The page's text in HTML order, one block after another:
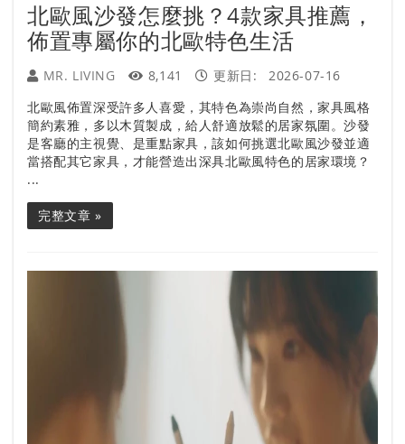
北歐風沙發怎麼挑？4款家具推薦，
佈置專屬你的北歐特色生活
MR. LIVING 8,141 更新日:
2026-07-16
北歐風佈置深受許多人喜愛，其特色為崇尚自然，家具風格
簡約素雅，多以木質製成，給人舒適放鬆的居家氛圍。沙發
是客廳的主視覺、是重點家具，該如何挑選北歐風沙發並適
當搭配其它家具，才能營造出深具北歐風特色的居家環境？
...
完整文章 »